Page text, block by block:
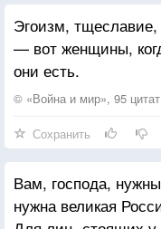
Эгоизм,
— вот женщины,
они есть.
© «Война и мир», 95 цитат
Сохранить
Вам, господа,
нужна великая